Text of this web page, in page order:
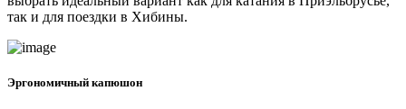
так и для поездки в Хибины.
Эргономичный капюшон